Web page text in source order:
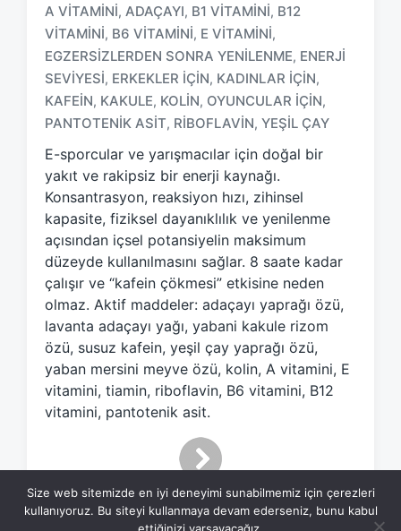
a
g
g
d
w
i
t
h
A VITAMINI, ADAÇAYI, B1 VITAMINI, B12
VITAMINI, B6 VITAMINI, E VITAMINI,
EGZERSIZLERDEN SONRA YENILENME, ENERJI
SEVIYESI, ERKEKLER IÇIN, KADINLAR IÇIN,
KAFEIN, KAKULE, KOLIN, OYUNCULAR IÇIN,
PANTOTENIK ASIT, RIBOFLAVIN, YEŞIL ÇAY
E-sporcular ve yarışmacılar için doğal bir
yakıt ve rakipsiz bir enerji kaynağı.
Konsantrasyon, reaksiyon hızı, zihinsel
kapasite, fiziksel dayanıklılık ve yenilenme
açısından içsel potansiyelin maksimum
düzeyde kullanılmasını sağlar. 8 saate kadar
çalışır ve “kafein çökmesi” etkisine neden
olmaz. Aktif maddeler: adaçayı yaprağı özü,
lavanta adaçayı yağı, yabani kakule rizom
özü, susuz kafein, yeşil çay yaprağı özü,
yaban mersini meyve özü, kolin, A vitamini, E
vitamini, tiamin, riboflavin, B6 vitamini, B12
vitamini, pantotenik asit.
Size web sitemizde en iyi deneyimi sunabilmemiz için çerezleri
kullanıyoruz. Bu siteyi kullanmaya devam ederseniz, bunu kabul